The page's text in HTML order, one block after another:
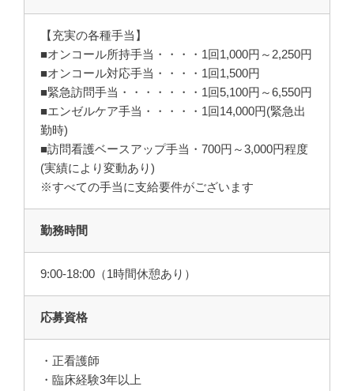
【充実の各種手当】
■オンコール所持手当・・・・1回1,000円～2,250円
■オンコール対応手当・・・・1回1,500円
■緊急訪問手当・・・・・・・1回5,100円～6,550円
■エンゼルケア手当・・・・・1回14,000円(緊急出
勤時)
■訪問看護ベースアップ手当・700円～3,000円程度
(実績により変動あり)
※すべての手当に支給要件がございます
勤務時間
9:00-18:00（1時間休憩あり）
応募資格
・正看護師
・臨床経験3年以上